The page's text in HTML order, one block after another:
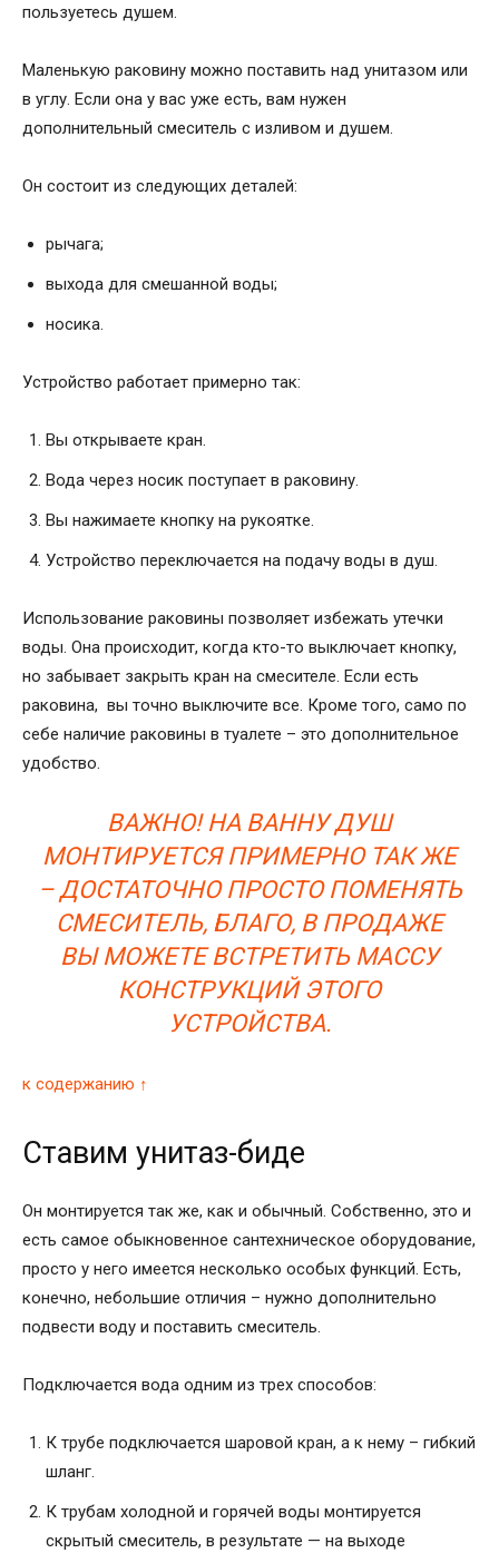
пользуетесь душем.
Маленькую раковину можно поставить над унитазом или
в углу. Если она у вас уже есть, вам нужен
дополнительный смеситель с изливом и душем.
Он состоит из следующих деталей:
рычага;
выхода для смешанной воды;
носика.
Устройство работает примерно так:
Вы открываете кран.
Вода через носик поступает в раковину.
Вы нажимаете кнопку на рукоятке.
Устройство переключается на подачу воды в душ.
Использование раковины позволяет избежать утечки
воды. Она происходит, когда кто-то выключает кнопку,
но забывает закрыть кран на смесителе. Если есть
раковина, вы точно выключите все. Кроме того, само по
себе наличие раковины в туалете – это дополнительное
удобство.
ВАЖНО! НА ВАННУ ДУШ
МОНТИРУЕТСЯ ПРИМЕРНО ТАК ЖЕ
– ДОСТАТОЧНО ПРОСТО ПОМЕНЯТЬ
СМЕСИТЕЛЬ, БЛАГО, В ПРОДАЖЕ
ВЫ МОЖЕТЕ ВСТРЕТИТЬ МАССУ
КОНСТРУКЦИЙ ЭТОГО
УСТРОЙСТВА.
к содержанию ↑
Ставим унитаз-биде
Он монтируется так же, как и обычный. Собственно, это и
есть самое обыкновенное сантехническое оборудование,
просто у него имеется несколько особых функций. Есть,
конечно, небольшие отличия – нужно дополнительно
подвести воду и поставить смеситель.
Подключается вода одним из трех способов:
К трубе подключается шаровой кран, а к нему – гибкий
шланг.
К трубам холодной и горячей воды монтируется
скрытый смеситель, в результате — на выходе